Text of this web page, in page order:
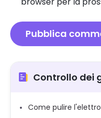
Controllo dei
Come pulire